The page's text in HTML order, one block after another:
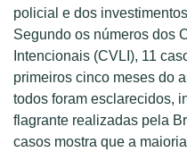
policial e dos
Segundo os números dos
Intencionais (CVLI), 11
primeiros cinco meses do
todos foram esclarecidos,
flagrante realizadas pela
casos mostra que a